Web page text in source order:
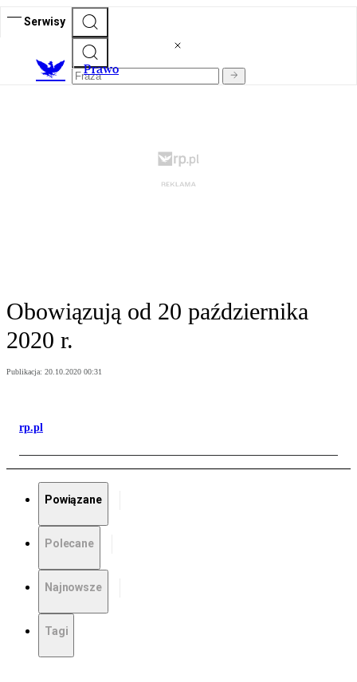
Serwisy
Prawo
Obowiązują od 20 października
2020 r.
Publikacja: 20.10.2020 00:31
rp.pl
Powiązane
Polecane
Najnowsze
Tagi